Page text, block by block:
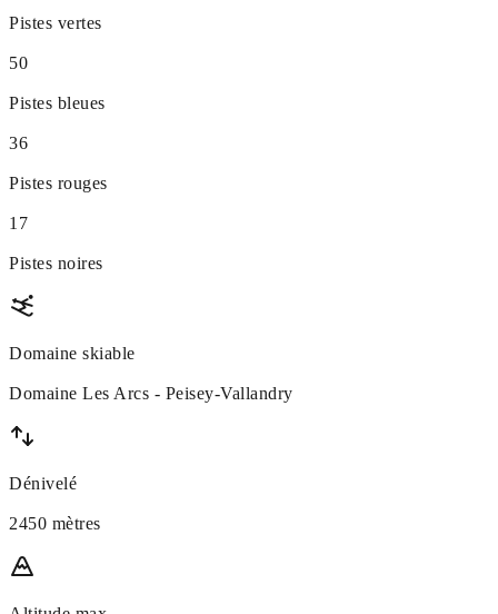
Pistes vertes
50
Pistes bleues
36
Pistes rouges
17
Pistes noires
Domaine skiable
Domaine Les Arcs - Peisey-Vallandry
Dénivelé
2450 mètres